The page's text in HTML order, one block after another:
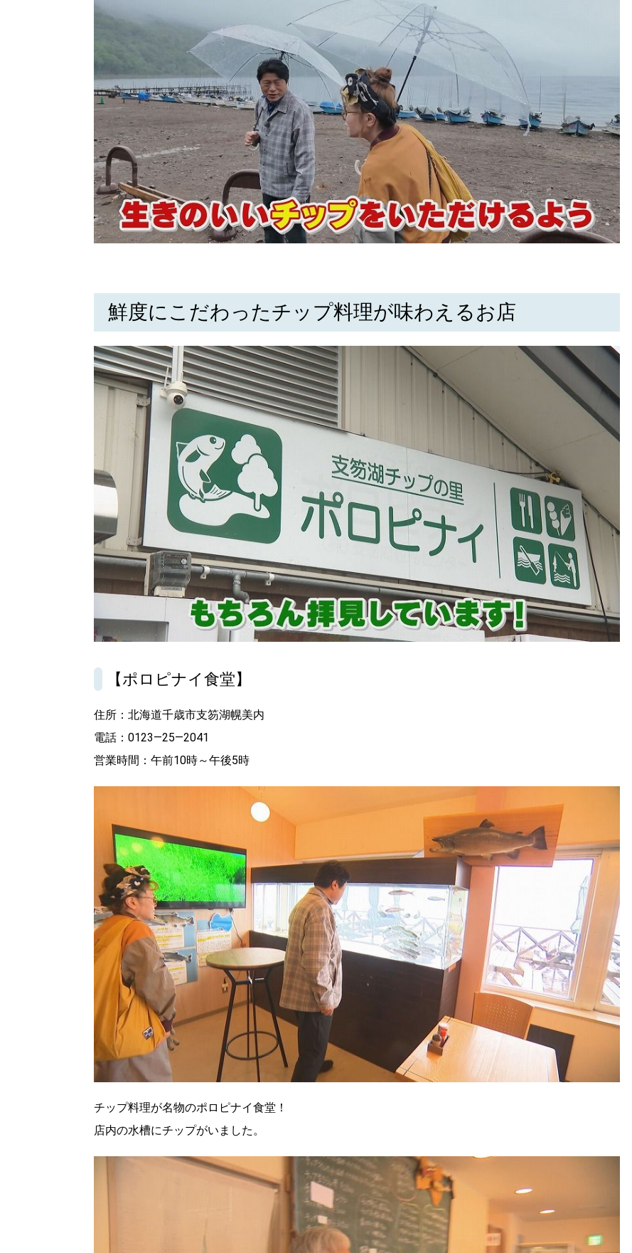
北海道で暮らす、あなたとつくる、
明日への”きっかけ”WEBマガジン
運営会社 広告掲載 情報提供・お問い合わせ 利用規約
プライバシーポリシー
閉じる
SEARCH
検索する
CATEGORY
カテゴリー
LOCAL
Sitakke編集部あい
Sitakke編集部 IKU
【まったり楽しみたい】
【道央のお気に入りを
鮮度にこだわったチップ料理が味わえるお店
【ポロピナイ食堂】
住所：北海道千歳市支笏湖幌美内
電話：0123—25—2041
営業時間：午前10時～午後5時
チップ料理が名物のポロピナイ食堂！
店内の水槽にチップがいました。